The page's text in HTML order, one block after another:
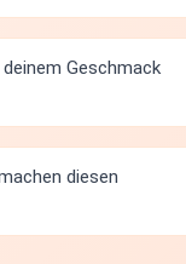
Geschmack
diesen